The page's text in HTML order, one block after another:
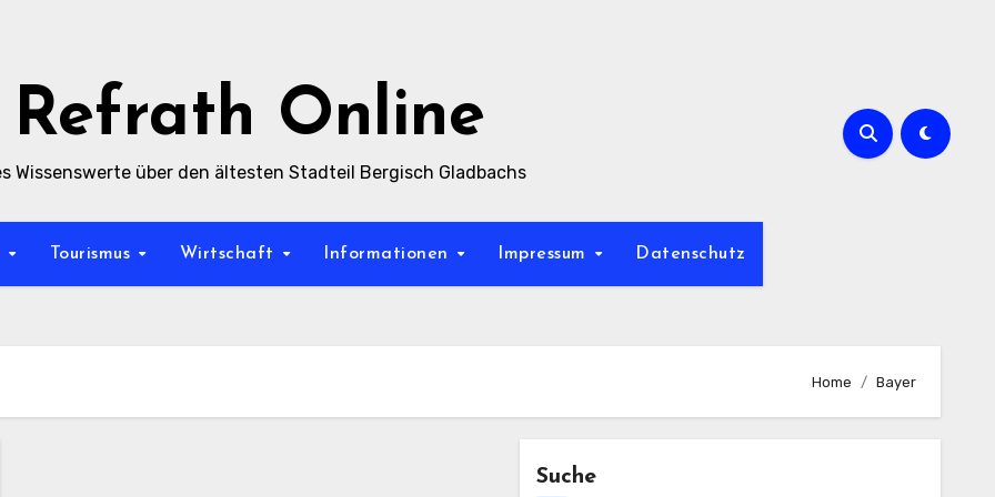
Refrath Online
Wissenswerte über den ältesten Stadteil Bergisch Gladbachs
Tourismus Wirtschaft Informationen Impressum Datenschutz
Home Bayer
Suche